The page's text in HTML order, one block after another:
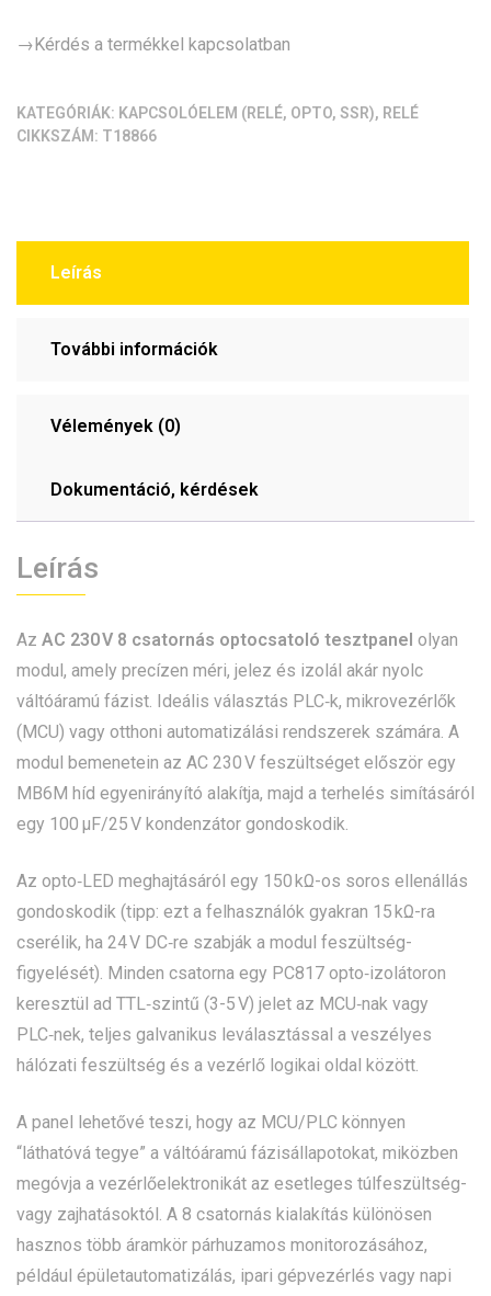
(230V
modul)
mennyiség
→Kérdés a termékkel kapcsolatban
KATEGÓRIÁK: KAPCSOLÓELEM (RELÉ, OPTO, SSR), RELÉ
CIKKSZÁM: T18866
Leírás
További információk
Vélemények (0)
Dokumentáció, kérdések
Leírás
Az AC 230 V 8 csatornás optocsatoló tesztpanel olyan
modul, amely precízen méri, jelez és izolál akár nyolc
váltóáramú fázist. Ideális választás PLC‑k, mikrovezérlők
(MCU) vagy otthoni automatizálási rendszerek számára. A
modul bemenetein az AC 230 V feszültséget először egy
MB6M híd egyenirányító alakítja, majd a terhelés simításáról
egy 100 µF/25 V kondenzátor gondoskodik.
Az opto‑LED meghajtásáról egy 150 kΩ-os soros ellenállás
gondoskodik (tipp: ezt a felhasználók gyakran 15 kΩ-ra
cserélik, ha 24 V DC‑re szabják a modul feszültség-
figyelését). Minden csatorna egy PC817 opto‑izolátoron
keresztül ad TTL‑szintű (3-5 V) jelet az MCU‑nak vagy
PLC‑nek, teljes galvanikus leválasztással a veszélyes
hálózati feszültség és a vezérlő logikai oldal között.
A panel lehetővé teszi, hogy az MCU/PLC könnyen
“láthatóvá tegye” a váltóáramú fázisállapotokat, miközben
megóvja a vezérlőelektronikát az esetleges túlfeszültség-
vagy zajhatásoktól. A 8 csatornás kialakítás különösen
hasznos több áramkör párhuzamos monitorozásához,
például épületautomatizálás, ipari gépvezérlés vagy napi